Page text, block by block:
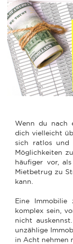
Wenn du nach
dich vielleicht
sich ratlos und
Möglichkeiten
häufiger vor,
Mietbetrug zu
kann.
Eine
komplex sein,
nicht
unzählige
in Acht nehmen